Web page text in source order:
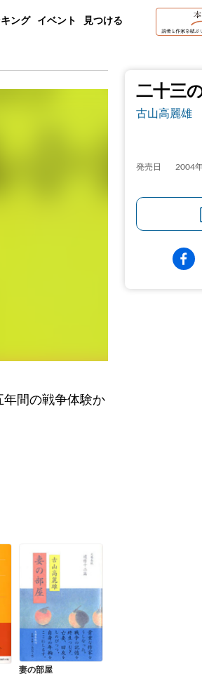
ング イベント 見つける
二十三
古山高麗雄
発売日 2004
年間の戦争体験か
妻の部屋